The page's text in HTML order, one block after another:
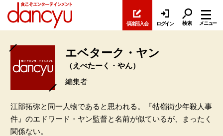
倶楽部入会 ログイン 検索 メニュー
エベターク・ヤン
（えべたーく・やん）
編集者
江部拓弥と同一人物であると思われる。『牯嶺街少年殺人事
件』のエドワード・ヤン監督と名前が似ているが、まったく
関係ない。